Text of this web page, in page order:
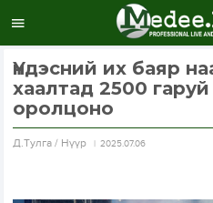
Үндэсний их баяр
хаалтад 2500
оролцоно
Д.Тулга / Нүүр 2025.07.06